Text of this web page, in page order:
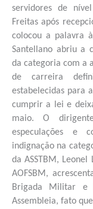
servidores de
Freitas após
colocou a palavra
Santellano abriu a
da categoria com a
de carreira
estabelecidas para
cumprir a lei e
maio.
O
especulações e
indignação na
da ASSTBM, Leonel
AOFSBM,
Brigada Militar
Assembl eia,fato